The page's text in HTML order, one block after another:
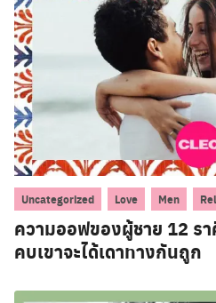
Uncategorized Love Men
ความออฟของผู้ชาย 12 รา
คบเขาจะได้เดาทางกันถูก